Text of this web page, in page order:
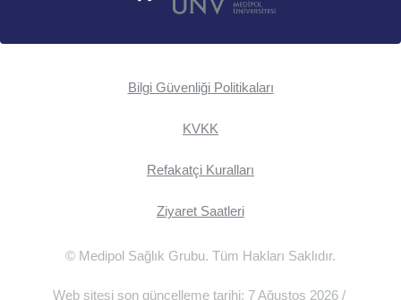
Bilgi Güvenliği Politikaları
KVKK
Refakatçi Kuralları
Ziyaret Saatleri
© Medipol Sağlık Grubu. Tüm Hakları Saklıdır.
Web sitesi son güncelleme tarihi: 7 Ağustos 2026 /